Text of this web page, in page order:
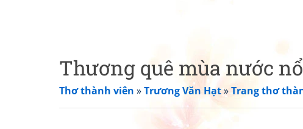
Thương quê mùa nước
Thơ thành viên »Trương Văn Hạt»Trang thơ